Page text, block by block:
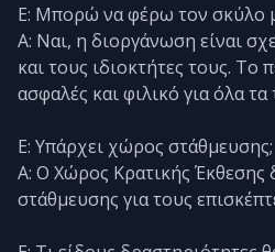
Ε: Μπορώ να φέρω τον σκύλο
Α: Ναι, η διοργάνωση είναι
και τους ιδιοκτήτες τους. Το
ασφαλές και φιλικό για όλα
Ε: Υπάρχει χώρος στάθμευσης;
Α: Ο Χώρος Κρατικής Έκθεσης
στάθμευσης για τους